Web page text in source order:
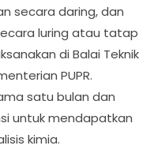
secara daring, dan
luring atau tatap
di Balai Teknik
PUPR.
satu bulan dan
untuk mendapatkan
kimia.